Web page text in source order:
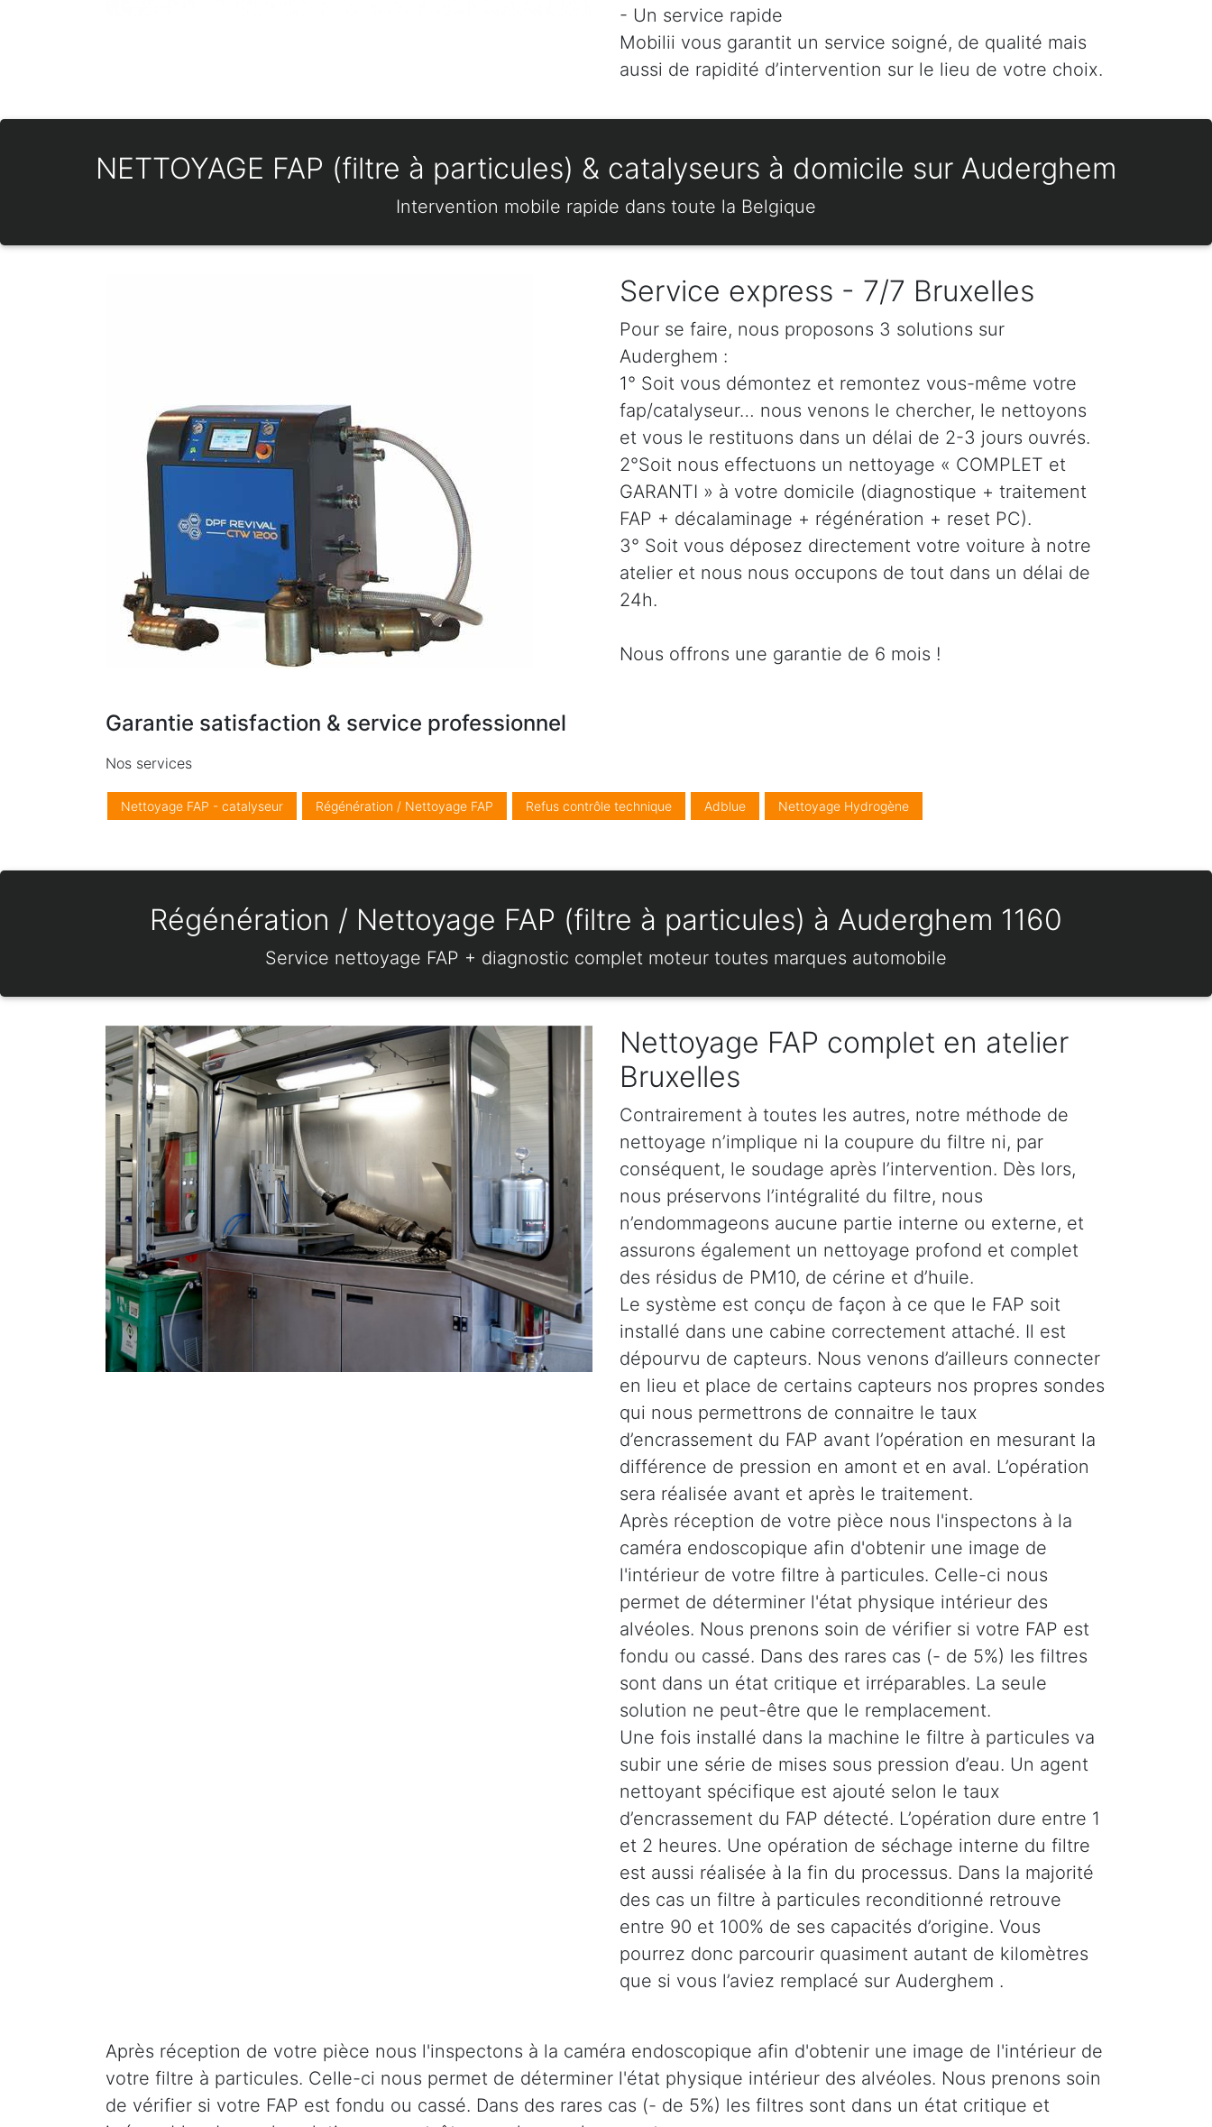
- Un service rapide
Mobilii vous garantit un service soigné, de qualité mais
aussi de rapidité d’intervention sur le lieu de votre choix.
NETTOYAGE FAP (filtre à particules) & catalyseurs à domicile sur Auderghem
Intervention mobile rapide dans toute la Belgique
Service express - 7/7 Bruxelles
Pour se faire, nous proposons 3 solutions sur
Auderghem :
1° Soit vous démontez et remontez vous-même votre
fap/catalyseur… nous venons le chercher, le nettoyons
et vous le restituons dans un délai de 2-3 jours ouvrés.
2°Soit nous effectuons un nettoyage « COMPLET et
GARANTI » à votre domicile (diagnostique + traitement
FAP + décalaminage + régénération + reset PC).
3° Soit vous déposez directement votre voiture à notre
atelier et nous nous occupons de tout dans un délai de
24h.
Nous offrons une garantie de 6 mois !
Garantie satisfaction & service professionnel
Nos services
Nettoyage FAP - catalyseur Régénération / Nettoyage FAP Refus contrôle technique Adblue Nettoyage Hydrogène
Régénération / Nettoyage FAP (filtre à particules) à Auderghem 1160
Service nettoyage FAP + diagnostic complet moteur toutes marques automobile
Nettoyage FAP complet en atelier
Bruxelles
Contrairement à toutes les autres, notre méthode de
nettoyage n’implique ni la coupure du filtre ni, par
conséquent, le soudage après l’intervention. Dès lors,
nous préservons l’intégralité du filtre, nous
n’endommageons aucune partie interne ou externe, et
assurons également un nettoyage profond et complet
des résidus de PM10, de cérine et d’huile.
Le système est conçu de façon à ce que le FAP soit
installé dans une cabine correctement attaché. Il est
dépourvu de capteurs. Nous venons d’ailleurs connecter
en lieu et place de certains capteurs nos propres sondes
qui nous permettrons de connaitre le taux
d’encrassement du FAP avant l’opération en mesurant la
différence de pression en amont et en aval. L’opération
sera réalisée avant et après le traitement.
Après réception de votre pièce nous l'inspectons à la
caméra endoscopique afin d'obtenir une image de
l'intérieur de votre filtre à particules. Celle-ci nous
permet de déterminer l'état physique intérieur des
alvéoles. Nous prenons soin de vérifier si votre FAP est
fondu ou cassé. Dans des rares cas (- de 5%) les filtres
sont dans un état critique et irréparables. La seule
solution ne peut-être que le remplacement.
Une fois installé dans la machine le filtre à particules va
subir une série de mises sous pression d’eau. Un agent
nettoyant spécifique est ajouté selon le taux
d’encrassement du FAP détecté. L’opération dure entre 1
et 2 heures. Une opération de séchage interne du filtre
est aussi réalisée à la fin du processus. Dans la majorité
des cas un filtre à particules reconditionné retrouve
entre 90 et 100% de ses capacités d’origine. Vous
pourrez donc parcourir quasiment autant de kilomètres
que si vous l’aviez remplacé sur Auderghem .
Après réception de votre pièce nous l'inspectons à la caméra endoscopique afin d'obtenir une image de l'intérieur de
votre filtre à particules. Celle-ci nous permet de déterminer l'état physique intérieur des alvéoles. Nous prenons soin
de vérifier si votre FAP est fondu ou cassé. Dans des rares cas (- de 5%) les filtres sont dans un état critique et